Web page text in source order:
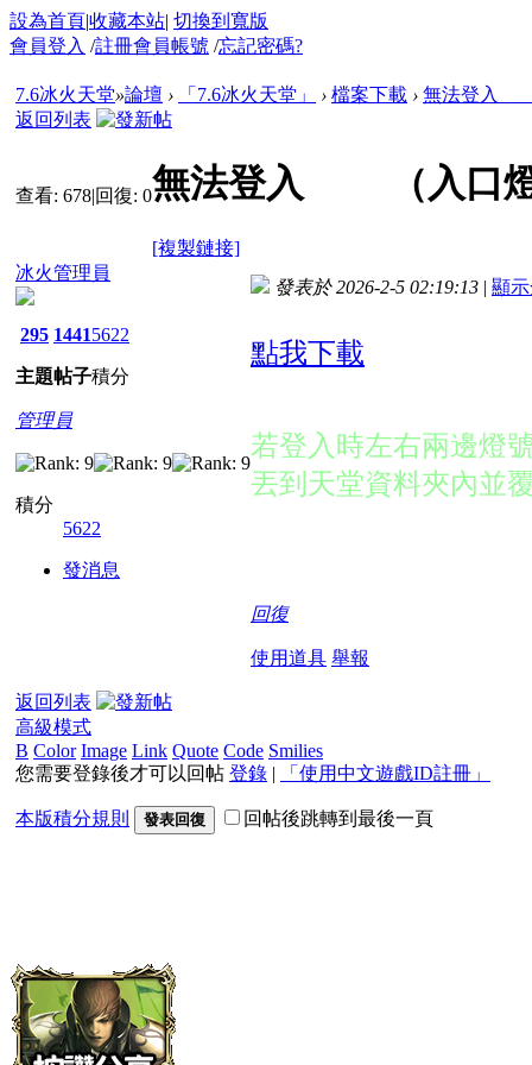
設為首頁|收藏本站| 切換到寬版
會員登入 /註冊會員帳號 /忘記密碼?
7.6冰火天堂»論壇 › 「7.6冰火天堂」 › 檔案下載 › 無法登入
返回列表
查看: 678|回復: 0無法登入 （入口燈
[複製鏈接]
冰火管理員
295
主題
1441
帖子
5622
積分
管理員
積分
5622
發消息
發表於 2026-2-5 02:19:13 | 顯
點我下載
若登入時左右兩邊燈
丟到天堂資料夾內並
回復
使用道具 舉報
返回列表
高級模式
B Color Image Link Quote Code Smilies
您需要登錄後才可以回帖 登錄 | 「使用中文遊戲ID註冊」
本版積分規則 發表回復 回帖後跳轉到最後一頁